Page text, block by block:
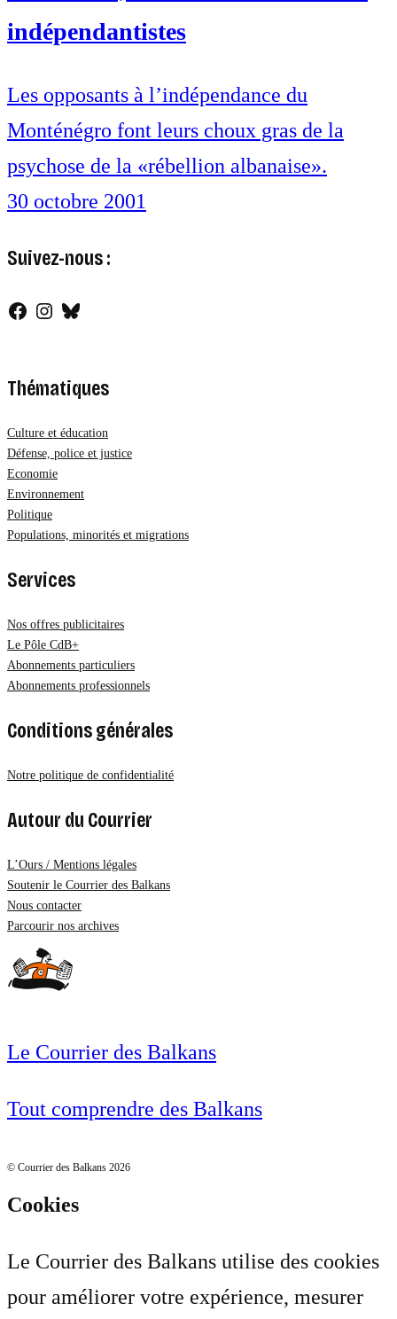
indépendantistes
Les opposants à l’indépendance du
Monténégro font leurs choux gras de la
psychose de la «rébellion albanaise».
30 octobre 2001
Suivez-nous :
Facebook
Instagram
Bluesky
Thématiques
Culture et éducation
Défense, police et justice
Economie
Environnement
Politique
Populations, minorités et migrations
Services
Nos offres publicitaires
Le Pôle CdB+
Abonnements particuliers
Abonnements professionnels
Conditions générales
Notre politique de confidentialité
Autour du Courrier
L’Ours / Mentions légales
Soutenir le Courrier des Balkans
Nous contacter
Parcourir nos archives
Le Courrier des Balkans
Tout comprendre des Balkans
© Courrier des Balkans 2026
Cookies
Le Courrier des Balkans utilise des cookies
pour améliorer votre expérience, mesurer